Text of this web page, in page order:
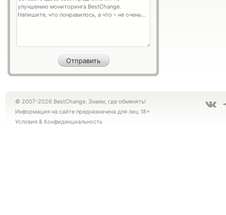
© 2007-2026 BestChange. Знаем, где обменять!
Информация на сайте предназначена для лиц 18+
Условия & Конфиденциальность